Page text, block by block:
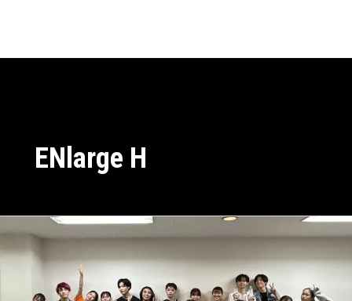
ENlarge H
リ